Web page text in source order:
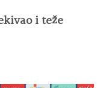
i teže